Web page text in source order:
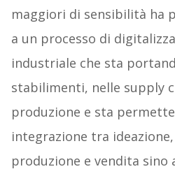
maggiori di sensibilità ha
a un processo di
industriale che sta
stabilimenti, nelle supply
produzione e sta
integrazione tra
produzione e vendita sino